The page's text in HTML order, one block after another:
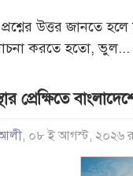
উত্তর জানতে
করতে হতো, ভুল...
প্রেক্ষিতে
, ০৮ ই আগস্ট, ২০২৬